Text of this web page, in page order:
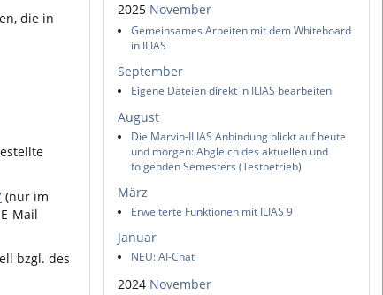
die in
(nur im
Mail
bzgl. des
2025 November
Gemeinsames Arbeiten mit dem Whiteboard
in ILIAS
September
Eigene Dateien direkt in ILIAS bearbeiten
August
Die Marvin-ILIAS Anbindung blickt auf heute
und morgen: Abgleich des aktuellen und
folgenden Semesters (Testbetrieb)
März
Erweiterte Funktionen mit ILIAS 9
Januar
NEU: AI-Chat
2024 November